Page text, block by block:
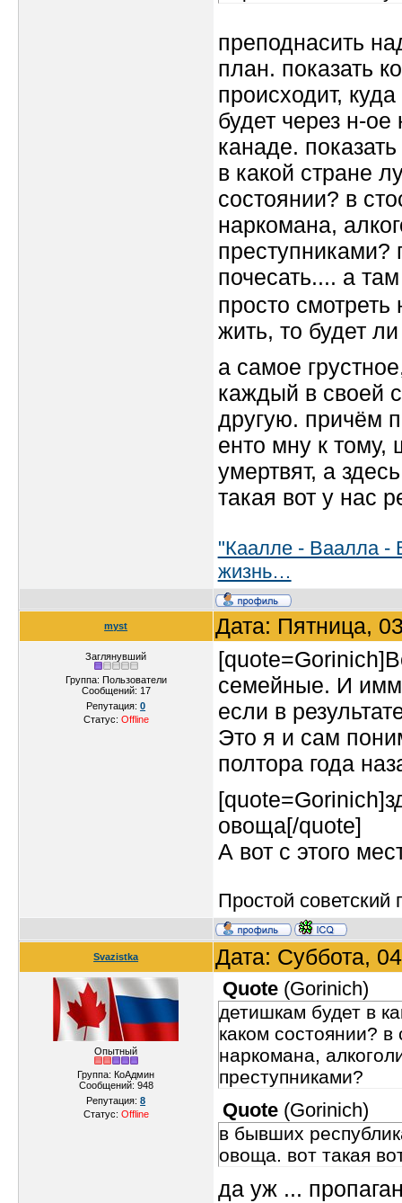
преподнасить
план. показать
происходит,
будет через н-
канаде.
в какой стране
состоянии? в
наркомана,
почесать.... а
просто
жить, то будет
а самое
каждый в своей
другую. причём
енто мну к тому,
умертвят, а
такая вот у нас
"Каалле - Ваалла -
жизнь…
myst Дата: Пятница,
Заглянувший
Группа: Пользователи
Сообщений: 17
Репутация:0
Статус: Offline
семейные. И
если в
Это я и сам
полтора года
овоща[/quote]
А вот с этого
Простой советский
Svazistka Дата: Суббота,
Опытный
Группа: КоАдмин
Сообщений: 948
Репутация:8
Статус: Offline
Quote(Gorinich)
детишкам будет в
каком состоянии? в
наркомана,
преступниками?
Quote(Gorinich)
в бывших
овоща. вот такая
да уж ...